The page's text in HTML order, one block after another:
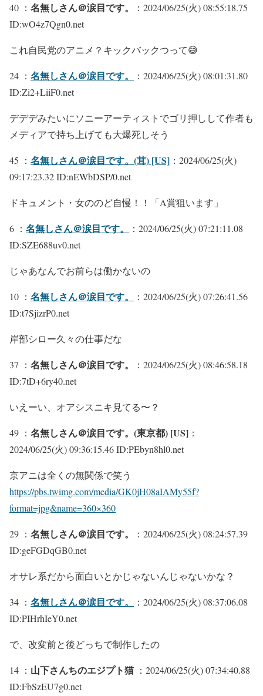
40 ： 名無しさん＠涙目です。
：2024/06/25(火) 08:55:18.75
ID:wO4z7Qgn0.net
これ自民党のアニメ？キックバックつって😅
24 ： 名無しさん＠涙目です。
：2024/06/25(火) 08:01:31.80
ID:Zi2+LiiF0.net
デデデみたいにソニーアーティストでゴリ押しして作者も
メディアで持ち上げても大爆死しそう
45 ： 名無しさん＠涙目です。(茸) [US] ：2024/06/25(火)
09:17:23.32 ID:nEWbDSP/0.net
ドキュメント・女ののど自慢！！「A賞狙います」
6 ： 名無しさん＠涙目です。
：2024/06/25(火) 07:21:11.08
ID:SZE688uv0.net
じゃあなんでお前らは働かないの
10 ： 名無しさん＠涙目です。
：2024/06/25(火) 07:26:41.56
ID:t7SjizrP0.net
岸部シロー久々の仕事だな
37 ： 名無しさん＠涙目です。
：2024/06/25(火) 08:46:58.18
ID:7tD+6ry40.net
いえーい、オアシスニキ見てる〜？
49 ： 名無しさん＠涙目です。(東京都) [US] ：
2024/06/25(火) 09:36:15.46 ID:PEbyn8hl0.net
京アニは全くの無関係で笑う
https://pbs.twimg.com/media/GK0jH08aIAMy55f?
format=jpg&name=360×360
29 ： 名無しさん＠涙目です。
：2024/06/25(火) 08:24:57.39
ID:geFGDqGB0.net
オサレ系だから面白いとかじゃないんじゃないかな？
34 ： 名無しさん＠涙目です。
：2024/06/25(火) 08:37:06.08
ID:PIHrhIeY0.net
で、改変前と後どっちで制作したの
14 ： 山下さんちのエジプト猫 ：2024/06/25(火) 07:34:40.88
ID:FbSzEU7g0.net